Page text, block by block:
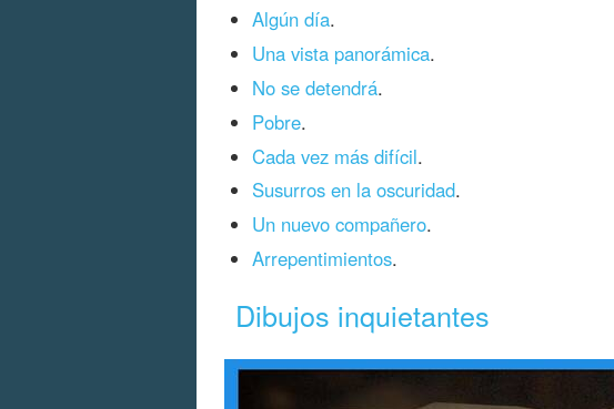
Algún día.
Una vista panorámica.
No se detendrá.
Pobre.
Cada vez más difícil.
Susurros en la oscuridad.
Un nuevo compañero.
Arrepentimientos.
Dibujos inquietantes